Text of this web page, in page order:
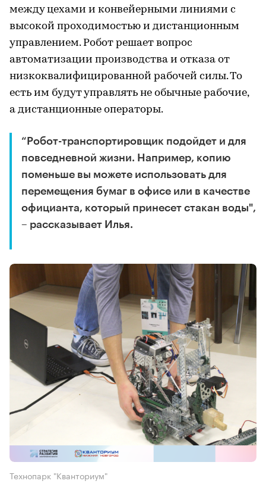
между цехами и конвейерными линиями с
высокой проходимостью и дистанционным
управлением. Робот решает вопрос
автоматизации производства и отказа от
низкоквалифицированной рабочей силы. То
есть им будут управлять не обычные рабочие,
а дистанционные операторы.
“Робот-транспортировщик подойдет и для
повседневной жизни. Например, копию
поменьше вы можете использовать для
перемещения бумаг в офисе или в качестве
официанта, который принесет стакан воды",
– рассказывает Илья.
Технопарк "Кванториум"